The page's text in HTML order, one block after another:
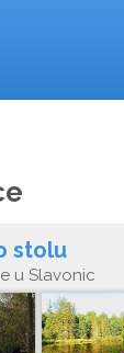
stolu
u Slavonic